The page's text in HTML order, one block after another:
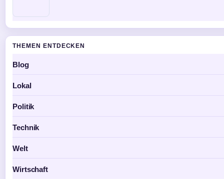
THEMEN ENTDECKEN
Blog
Lokal
Politik
Technik
Welt
Wirtschaft